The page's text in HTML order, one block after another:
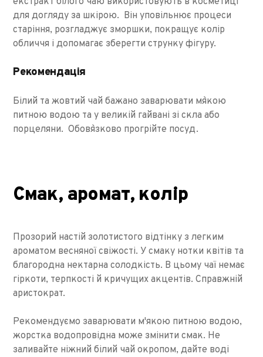
для догляду за шкірою. Він уповільнює процеси
старіння, розгладжує зморшки, покращує колір
обличчя і допомагає зберегти струнку фігуру.
Рекомендація
Білий та жовтий чай бажано заварювати мякою
питною водою та у великій гайвані зі скла або
порцеляни. Обовязково прогрійте посуд.
Смак, аромат, колір
Прозорий настій золотистого відтінку з легким
ароматом весняної свіжості. У смаку нотки квітів та
благородна нектарна солодкість. В цьому чаї немає
гіркоти, терпкості й кричущих акцентів. Справжній
аристократ.
Рекомендуємо заварювати м'якою питною водою,
жорстка водопровідна може змінити смак. Не
заливайте ніжний білий чай окропом, дайте воді